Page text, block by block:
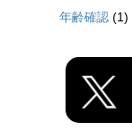
年齢確認 (1)